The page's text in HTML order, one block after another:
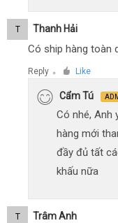
T Thanh Hải
Có ship hàng toàn
Reply ● Like
Cẩm Tú
Có nhé, Anh
hàng mới
đầy đủ tất
khấu nữa
T Trâm Anh